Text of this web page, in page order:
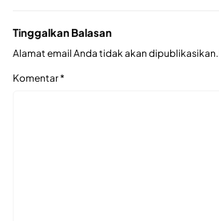
Tinggalkan Balasan
Alamat email Anda tidak akan dipublikasikan.
Komentar*